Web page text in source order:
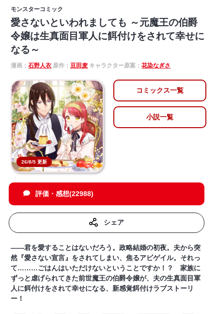
モンスターコミック
愛さないといわれましても ～元魔王の伯爵
令嬢は生真面目軍人に餌付けをされて幸せに
なる～
漫画：石野人衣 原作：豆田麦 キャラクター原案：花染なぎさ
26/8/5 更新
コミックス一覧
小説一覧
評価・感想(22988)
シェア
――君を愛することはないだろう。政略結婚の初夜。夫から突
然『愛さない宣言』をされてしまい、焦るアビゲイル。それっ
て………ごはんはいただけないということですか！？ 家族に
ずっと虐げられてきた前世魔王の伯爵令嬢が、夫の生真面目軍
人に餌付けをされて幸せになる、新感覚餌付けラブストーリ
ー！